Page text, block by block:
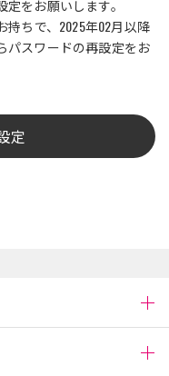
をお願いします。
持ちで、2025年02月以降
パスワードの再設定をお
定